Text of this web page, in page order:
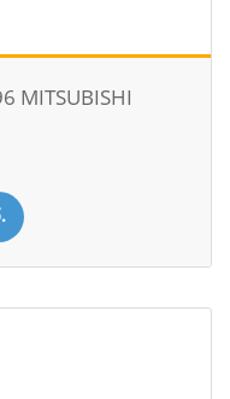
MITSUBISHI